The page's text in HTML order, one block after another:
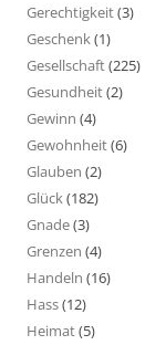
Gerechtigkeit(3)
Geschenk(1)
Gesellschaft(225)
Gesundheit(2)
Gewinn (4)
Gewohnheit(6)
Glauben (2)
Glück(182)
Gnade(3)
Grenzen (4)
Handeln (16)
Hass(12)
Heimat(5)